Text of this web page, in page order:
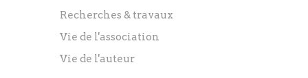
Recherches & travaux
Vie de l'association
Vie de l'auteur